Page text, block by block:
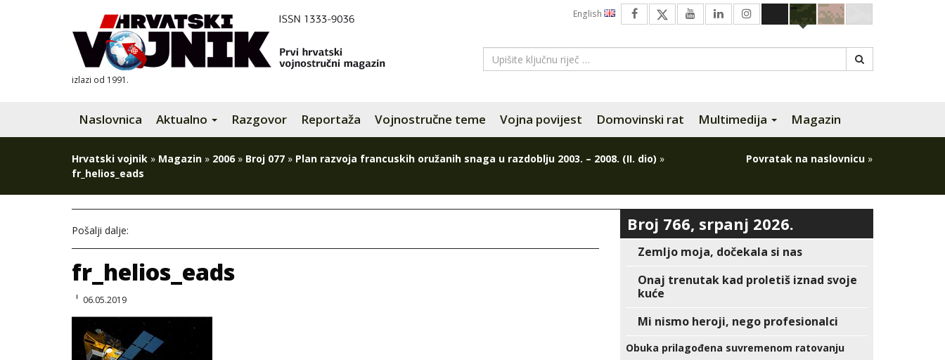
izlazi od 1991.
English
Naslovnica Aktualno Razgovor Reportaža Vojnostručne teme Vojna povijest Domovinski rat Multimedija Magazin
Hrvatski vojnik » Magazin » 2006 » Broj 077 » Plan razvoja francuskih oružanih snaga u razdoblju 2003. – 2008. (II. dio) »
fr_helios_eads
Povratak na naslovnicu »
Pošalji dalje:
fr_helios_eads
06.05.2019
Broj 766, srpanj 2026.
Zemljo moja, dočekala si nas
Onaj trenutak kad proletiš iznad svoje
kuće
Mi nismo heroji, nego profesionalci
Obuka prilagođena suvremenom ratovanju